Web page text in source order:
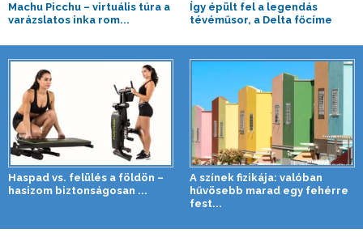
Machu Picchu – virtuális túra a
varázslatos inka rom...
Így épült fel a legendás
tévéműsor, a Delta főcíme
Haspad vs. felülés a földön –
hasizom biztonságosan ...
A színek fizikája: valóban
hűvösebb marad egy fehérre
fest...